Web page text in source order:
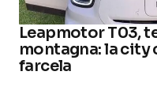
Leapmotor T03,
montagna: la city
farcela